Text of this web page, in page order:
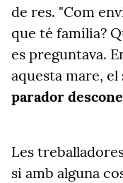
de res. "Com
que té família?
es preguntava.
aquesta mare,
parador
Les
si amb alguna